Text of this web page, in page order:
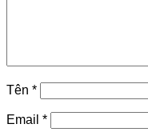
Tên *
Email *